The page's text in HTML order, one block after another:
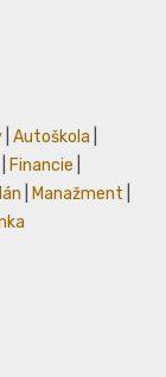
Autoškola
Financie
Manažment